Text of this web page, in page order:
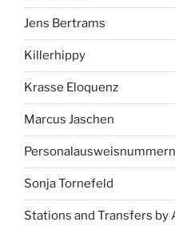
Jens Bertrams
Killerhippy
Krasse Eloquenz
Marcus Jaschen
Sonja Tornefeld
Stations and Transfers by